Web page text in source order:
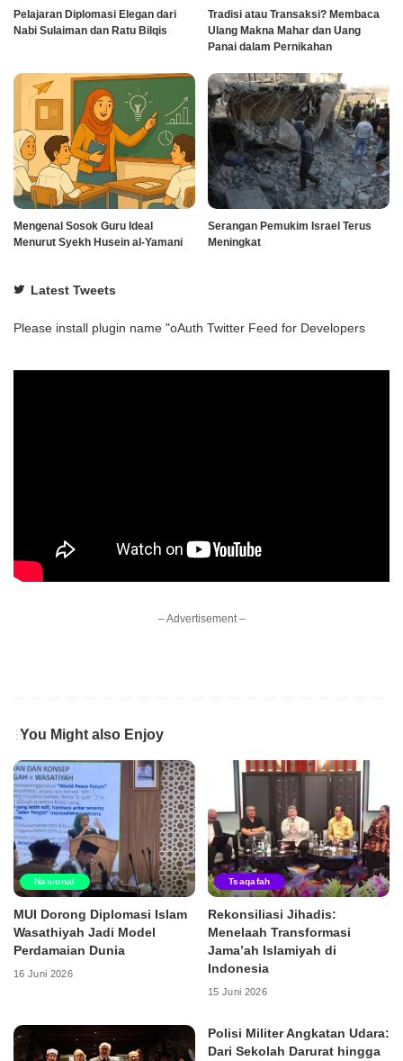
Pelajaran Diplomasi Elegan dari
Nabi Sulaiman dan Ratu Bilqis
Tradisi atau Transaksi? Membaca
Ulang Makna Mahar dan Uang
Panai dalam Pernikahan
Mengenal Sosok Guru Ideal
Menurut Syekh Husein al-Yamani
Serangan Pemukim Israel Terus
Meningkat
Latest Tweets
Please install plugin name "oAuth Twitter Feed for Developers
– Advertisement –
You Might also Enjoy
Nasional
MUI Dorong Diplomasi Islam
Wasathiyah Jadi Model
Perdamaian Dunia
16 Juni 2026
Tsaqafah
Rekonsiliasi Jihadis:
Menelaah Transformasi
Jama’ah Islamiyah di
Indonesia
15 Juni 2026
Polisi Militer Angkatan Udara:
Dari Sekolah Darurat hingga